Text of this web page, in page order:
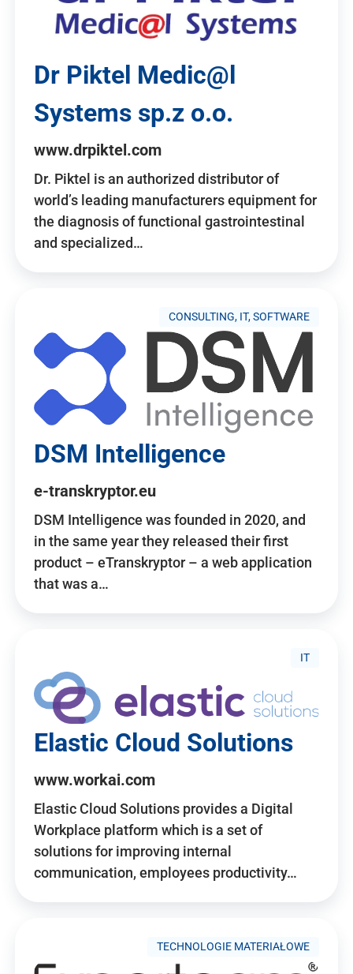
Dr Piktel Medic@l
Systems sp.z o.o.
www.drpiktel.com
Dr. Piktel is an authorized distributor of
world’s leading manufacturers equipment for
the diagnosis of functional gastrointestinal
and specialized…
CONSULTING, IT, SOFTWARE
DSM Intelligence
e-transkryptor.eu
DSM Intelligence was founded in 2020, and
in the same year they released their first
product – eTranskryptor – a web application
that was a…
IT
Elastic Cloud Solutions
www.workai.com
Elastic Cloud Solutions provides a Digital
Workplace platform which is a set of
solutions for improving internal
communication, employees productivity…
TECHNOLOGIE MATERIAŁOWE